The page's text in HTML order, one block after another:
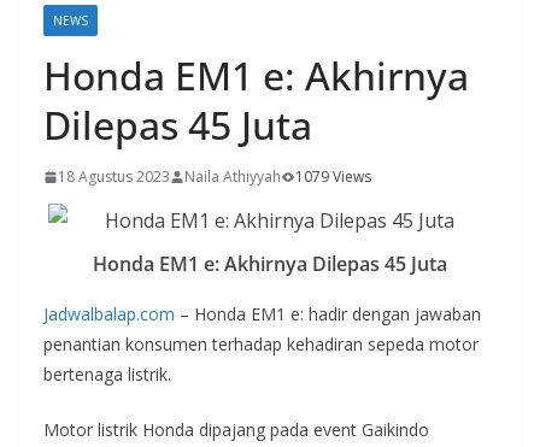
NEWS
Honda EM1 e: Akhirnya
Dilepas 45 Juta
18 Agustus 2023 Naila Athiyyah 1079 Views
Honda EM1 e: Akhirnya Dilepas 45 Juta
Jadwalbalap.com – Honda EM1 e: hadir dengan jawaban
penantian konsumen terhadap kehadiran sepeda motor
bertenaga listrik.
Motor listrik Honda dipajang pada event Gaikindo